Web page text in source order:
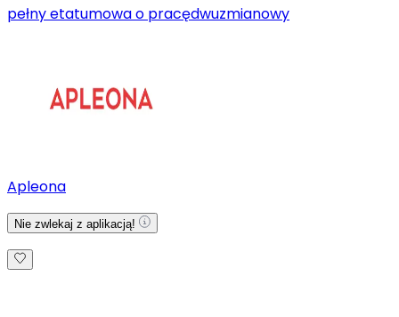
pełny etatumowa o pracędwuzmianowy
Apleona
Nie zwlekaj z aplikacją!